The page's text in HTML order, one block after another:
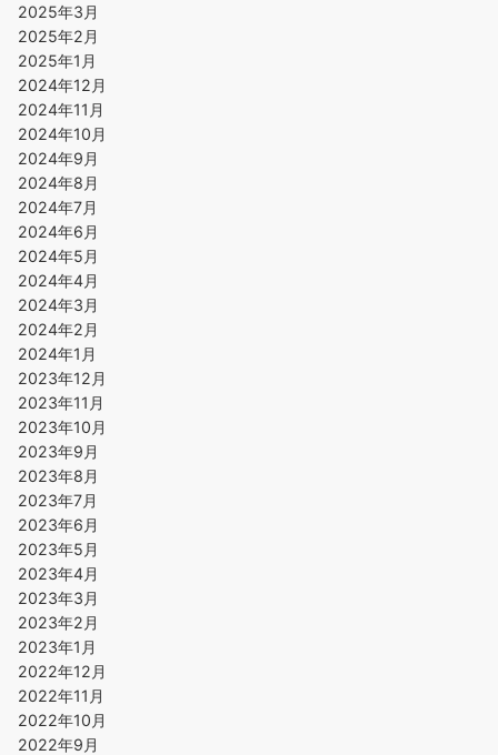
2025年3月
2025年2月
2025年1月
2024年12月
2024年11月
2024年10月
2024年9月
2024年8月
2024年7月
2024年6月
2024年5月
2024年4月
2024年3月
2024年2月
2024年1月
2023年12月
2023年11月
2023年10月
2023年9月
2023年8月
2023年7月
2023年6月
2023年5月
2023年4月
2023年3月
2023年2月
2023年1月
2022年12月
2022年11月
2022年10月
2022年9月